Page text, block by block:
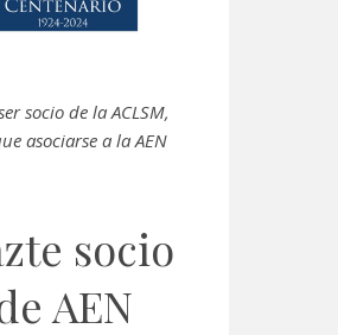
socio de laACLSM,
asociarse a la AEN
socio
AEN